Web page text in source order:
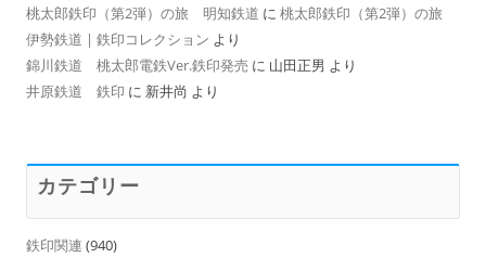
桃太郎鉄印（第2弾）の旅 明知鉄道 に 桃太郎鉄印（第2弾）の旅
伊勢鉄道 | 鉄印コレクション より
錦川鉄道 桃太郎電鉄Ver.鉄印発売 に 山田正男 より
井原鉄道 鉄印 に 新井尚 より
カテゴリー
鉄印関連 (940)